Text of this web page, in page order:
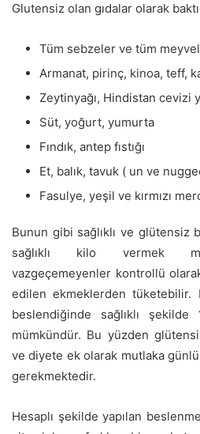
Glutensiz olan gıdalar olarak
Tüm sebzeler ve tüm
Armanat, pirinç, kinoa, teff,
Zeytinyağı, Hindistan cevizi
Süt, yoğurt, yumurta
Fındık, antep fıstığı
Et, balık, tavuk ( un ve
Fasulye, yeşil ve kırmızı
Bunun gibi sağlıklı ve glütensiz
sağlıklı kilo vermek
vazgeçemeyenler kontrollü
edilen ekmeklerden
beslendiğinde sağlıklı şekilde
mümkündür. Bu yüzden
ve diyete ek olarak mutlaka
gerekmektedir.
Hesaplı şekilde yapılan